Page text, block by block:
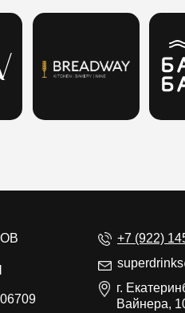
+7 (922)
г.
Вайнера,